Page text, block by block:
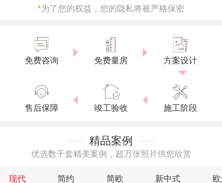
*为了您的权益，您的隐私将被严格保密
免费咨询 免费量房 方案设计
售后保障 竣工验收 施工阶段
精品案例
优选数千套精美案例，超万张照片供您欣赏
现代 简约 简欧 新中式